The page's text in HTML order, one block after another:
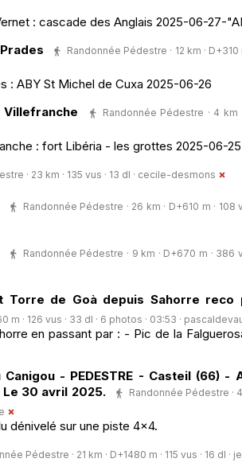
: cascade des Anglais 2025-06-27-
Randonnée Pédestre · 12 km · D+310
: ABY St Michel de Cuxa 2025-06-26
Randonnée Pédestre · 4 km
: fort Libéria - les grottes 2025-06-25
· 23 km · 135 vus · 13 dl · cecile-desmons
Randonnée Pédestre · 26 km · D+610 m · 108
Randonnée Pédestre · 9 km · D+670 m · 386
Torre de Goà depuis Sahorre reco
m · 126 vus · 33 dl · 6 photos · 03:53 ·
en passant par : - Pic de la
- PEDESTRE - Casteil (66)
30 avril 2025.
Randonnée Pédestre ·
dénivelé sur une piste 4x4.
Pédestre · 21 km · D+1480 m · 115 vus · 16 dl ·